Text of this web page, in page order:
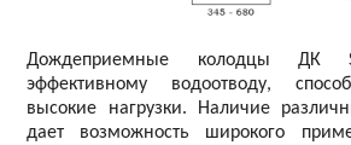
Дождеприемные колодцы ДК
эффективному водоотводу,
высокие нагрузки. Наличие
дает возможность широкого